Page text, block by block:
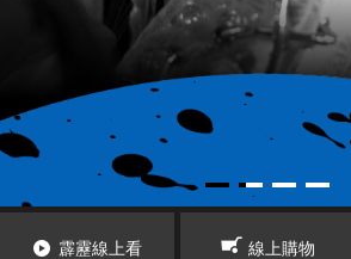
霹靂線上看 線上購物